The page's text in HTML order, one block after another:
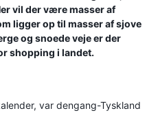
vil der være masser af
ligger op til masser af sjove
og snoede veje er der
shopping i landet.
var dengang-Tyskland